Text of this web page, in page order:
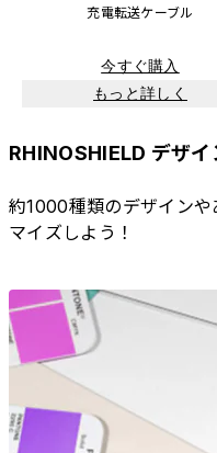
充電転送ケーブル
今すぐ購入
もっと詳しく
RHINOSHIELD デザイ
約1000種類のデザイン
マイズしよう！